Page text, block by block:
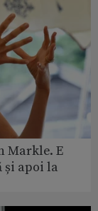
Markle. E
și apoi la